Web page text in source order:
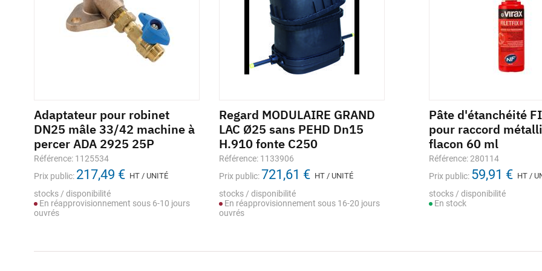
Adaptateur pour robinet
DN25 mâle 33/42 machine à
percer ADA 2925 25P
Référence: 1125534
Prix public: 217,49 € HT / UNITÉ
stocks / disponibilité
En réapprovisionnement sous 6-10 jours
ouvrés
Regard MODULAIRE GRAND
LAC Ø25 sans PEHD Dn15
H.910 fonte C250
Référence: 1133906
Prix public:721,61 € HT / UNITÉ
stocks / disponibilité
En réapprovisionnement sous 16-20 jours
ouvrés
Elément de transition à
brides 402K
Référence: M020468
Prix public:21,76 € HT / UNITÉ
Stock selon déclinaison
Racleur manuel GB2 pour
tube PE
Référence: 1121039
Prix public:13,93 €
stocks / disponibilité
En stock
Joint compteur DELTA
WATER BLUE bleu avec ACS
Référence: M021668
Prix public: 1,13 €
Stock selon déclinaison
Pâte d'étanchéité
pour raccord
flacon 60 ml
Référence: 280114
Prix public: 59,91 € HT /
stocks / disponibilité
En stock